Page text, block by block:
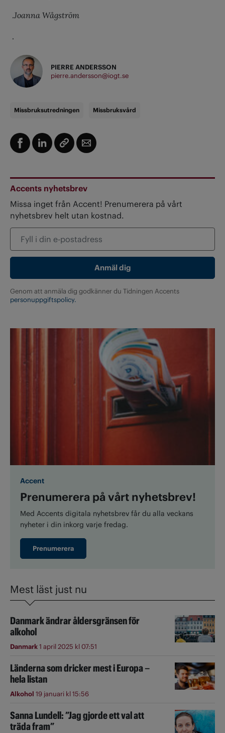
.Joanna Wågström
.
PIERRE ANDERSSON
pierre.andersson@iogt.se
Missbruksutredningen Missbruksvård
Accents nyhetsbrev
Missa inget från Accent! Prenumerera på vårt
nyhetsbrev helt utan kostnad.
Genom att anmäla dig godkänner du Tidningen Accents
personuppgiftspolicy.
Accent
Prenumerera på vårt nyhetsbrev!
Med Accents digitala nyhetsbrev får du alla veckans
nyheter i din inkorg varje fredag.
Prenumerera
Mest läst just nu
Danmark ändrar åldersgränsen för
alkohol
Danmark1 april 2025 kl 07:51
Länderna som dricker mest i Europa –
hela listan
Alkohol 19 januari kl 15:56
Sanna Lundell: ”Jag gjorde ett val att
träda fram”